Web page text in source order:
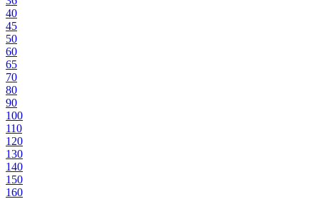
40
45
50
60
65
70
80
90
100
110
120
130
140
150
160